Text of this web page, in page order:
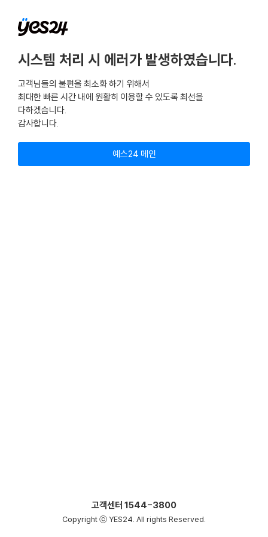
시스템 처리 시 에러가 발생하였습니다.
고객님들의 불편을 최소화 하기 위해서
최대한 빠른 시간 내에 원활히 이용할 수 있도록 최선을
다하겠습니다.
감사합니다.
예스24 메인
고객센터 1544-3800
Copyright ⓒ YES24. All rights Reserved.